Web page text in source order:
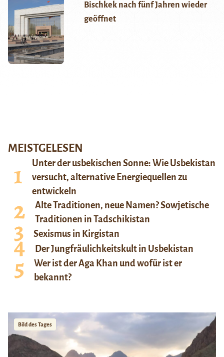
Bischkek nach fünf Jahren wieder
geöffnet
MEISTGELESEN
Unter der usbekischen Sonne: Wie Usbekistan
versucht, alternative Energiequellen zu
entwickeln
Alte Traditionen, neue Namen? Sowjetische
Traditionen in Tadschikistan
Sexismus in Kirgistan
Der Jungfräulichkeitskult in Usbekistan
Wer ist der Aga Khan und wofür ist er
bekannt?
Bild des Tages